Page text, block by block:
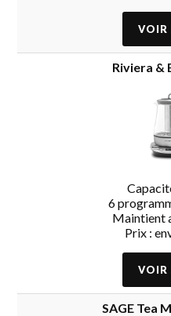
Riviera &
6
Maintient
Prix :
SAGE Tea